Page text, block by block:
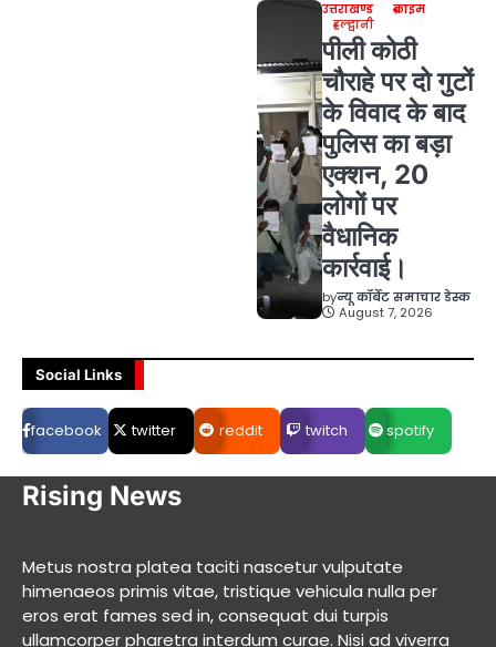
उत्तराखण्ड
क्राइम
हल्द्वानी
पीली कोठी
चौराहे पर दो गुटों
के विवाद के बाद
पुलिस का बड़ा
एक्शन, 20
लोगों पर
वैधानिक
कार्रवाई।
byन्यू कॉर्बेट समाचार डेस्क
August 7, 2026
Social Links
facebook twitter reddit twitch spotify
Rising News
Metus nostra platea taciti nascetur vulputate
himenaeos primis vitae, tristique vehicula nulla per
eros erat fames sed in, consequat dui turpis
ullamcorper pharetra interdum curae. Nisi ad viverra